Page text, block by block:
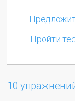
Пройти
10